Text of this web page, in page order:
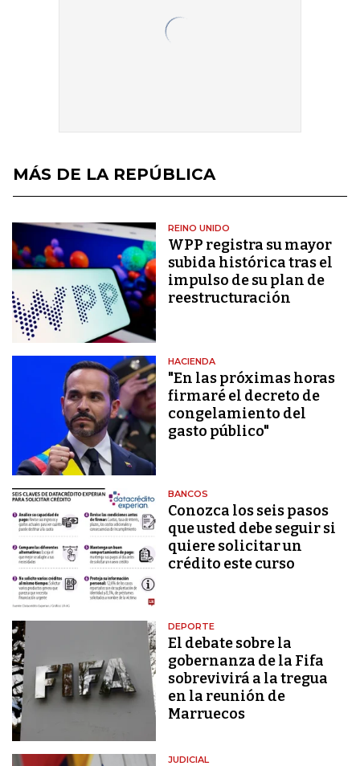
MÁS DE LA REPÚBLICA
REINO UNIDO
WPP registra su mayor
subida histórica tras el
impulso de su plan de
reestructuración
HACIENDA
"En las próximas horas
firmaré el decreto de
congelamiento del
gasto público"
BANCOS
Conozca los seis pasos
que usted debe seguir si
quiere solicitar un
crédito este curso
DEPORTE
El debate sobre la
gobernanza de la Fifa
sobrevivirá a la tregua
en la reunión de
Marruecos
JUDICIAL